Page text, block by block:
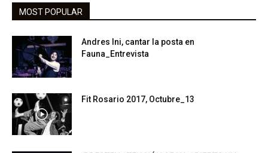
MOST POPULAR
Andres Ini, cantar la posta en
Fauna_Entrevista
Fit Rosario 2017, Octubre_13